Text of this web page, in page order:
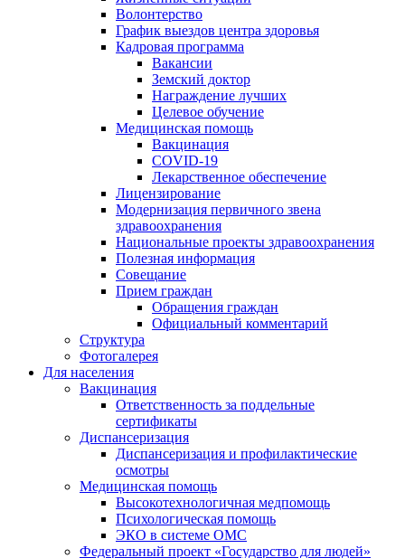
Волонтерство
График выездов центра здоровья
Кадровая программа
Вакансии
Земский доктор
Награждение лучших
Целевое обучение
Медицинская помощь
Вакцинация
COVID-19
Лекарственное обеспечение
Лицензирование
Модернизация первичного звена
здравоохранения
Национальные проекты здравоохранения
Полезная информация
Совещание
Прием граждан
Обращения граждан
Официальный комментарий
Структура
Фотогалерея
Для населения
Вакцинация
Ответственность за поддельные
сертификаты
Диспансеризация
Диспансеризация и профилактические
осмотры
Медицинская помощь
Высокотехнологичная медпомощь
Психологическая помощь
ЭКО в системе ОМС
Федеральный проект «Государство для людей»